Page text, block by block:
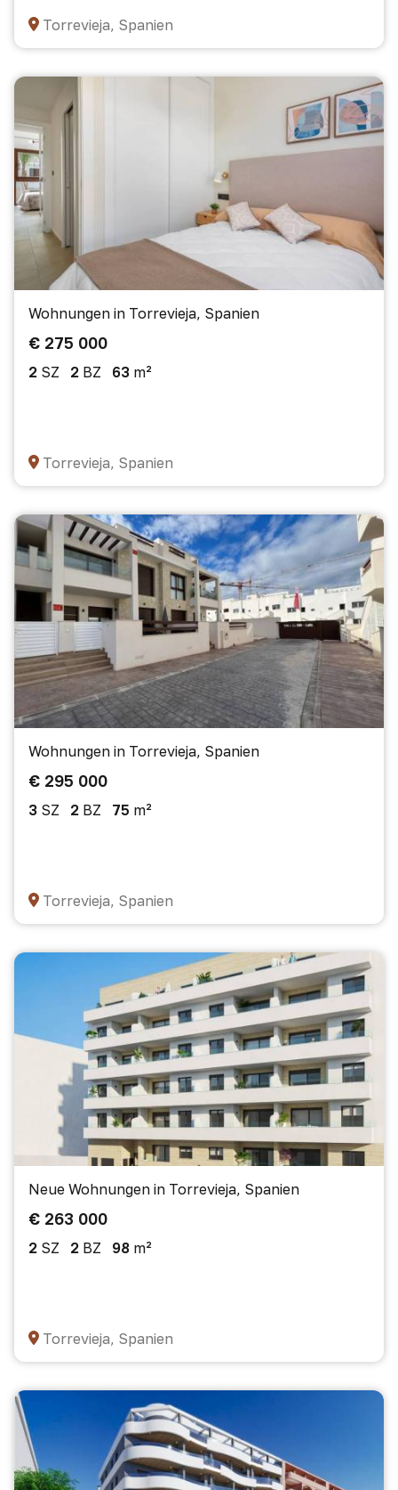
Torrevieja, Spanien
Wohnungen in Torrevieja, Spanien
€ 275 000
2 SZ 2 BZ 63 m²
Torrevieja, Spanien
Wohnungen in Torrevieja, Spanien
€ 295 000
3 SZ 2 BZ 75 m²
Torrevieja, Spanien
Neue Wohnungen in Torrevieja, Spanien
€ 263 000
2 SZ 2 BZ 98 m²
Torrevieja, Spanien